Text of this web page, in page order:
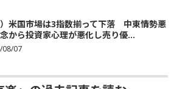
）米国市場は3指数揃って下落 中東情勢悪
から投資家心理が悪化し売り優...
08/07